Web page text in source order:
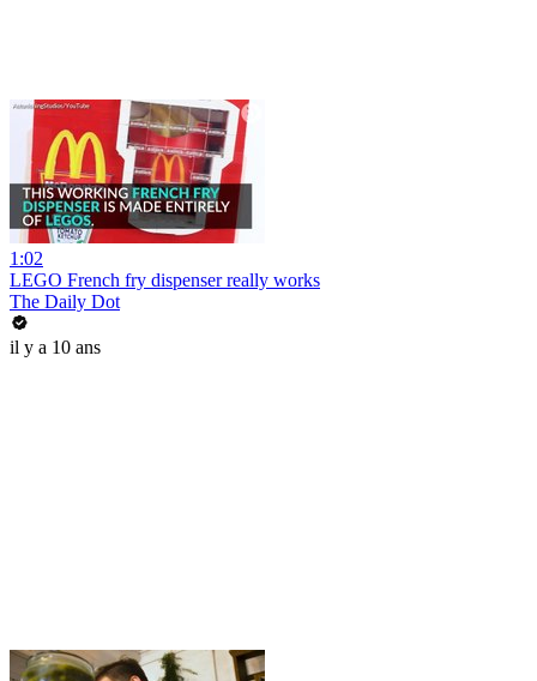
1:02
LEGO French fry dispenser really works
The Daily Dot
il y a 10 ans